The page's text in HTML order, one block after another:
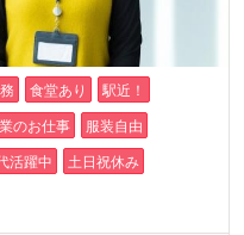
食堂あり
駅近！
のお仕事
服装自由
活躍中
土日祝休み